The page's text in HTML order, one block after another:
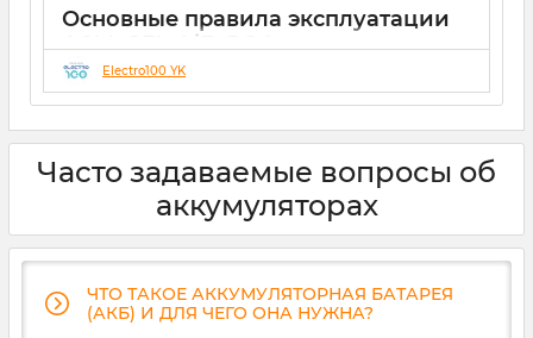
Основные правила эксплуатации
AGM, GEL, LiFePO4 аккумуляторов
21 12 2024
Electro100 YK
Часто задаваемые вопросы об
аккумуляторах
ЧТО ТАКОЕ АККУМУЛЯТОРНАЯ БАТАРЕЯ
(АКБ) И ДЛЯ ЧЕГО ОНА НУЖНА?